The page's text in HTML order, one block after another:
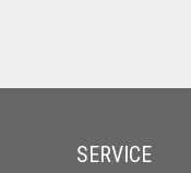
SERVICE